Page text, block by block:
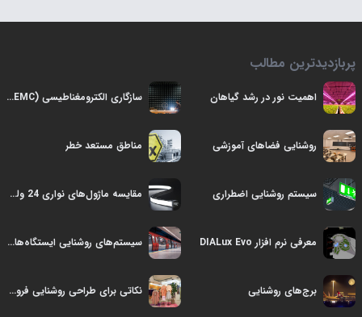
پربازدیدترین مطالب
اهمیت نور در رشد گياهان سازگاری الکترومغناطیسی (EMC) در صنايع روشنایی
روشنایی فضاهای آموزشی مناطق مستعد خطر
سیستم روشنایی اضطراری مقایسه ماژول‌های نواری 24 ولت جریان مستقیم و 220 ولت جریان متناوب
معرفی نرم افزار DIALux Evo سیستم‌های روشنایی ایستگاه‌های قطار شهری (مترو)
برج‌های روشنایی نکاتی برای طراحی روشنایی فروشگاه